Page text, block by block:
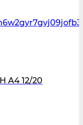
A4 12/20